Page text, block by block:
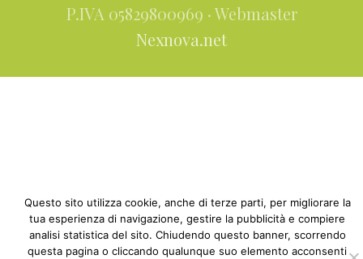
P.IVA 05829800969 · Webmaster
Nexnova.net
Questo sito utilizza cookie, anche di terze parti, per migliorare la
tua esperienza di navigazione, gestire la pubblicità e compiere
analisi statistica del sito. Chiudendo questo banner, scorrendo
questa pagina o cliccando qualunque suo elemento acconsenti